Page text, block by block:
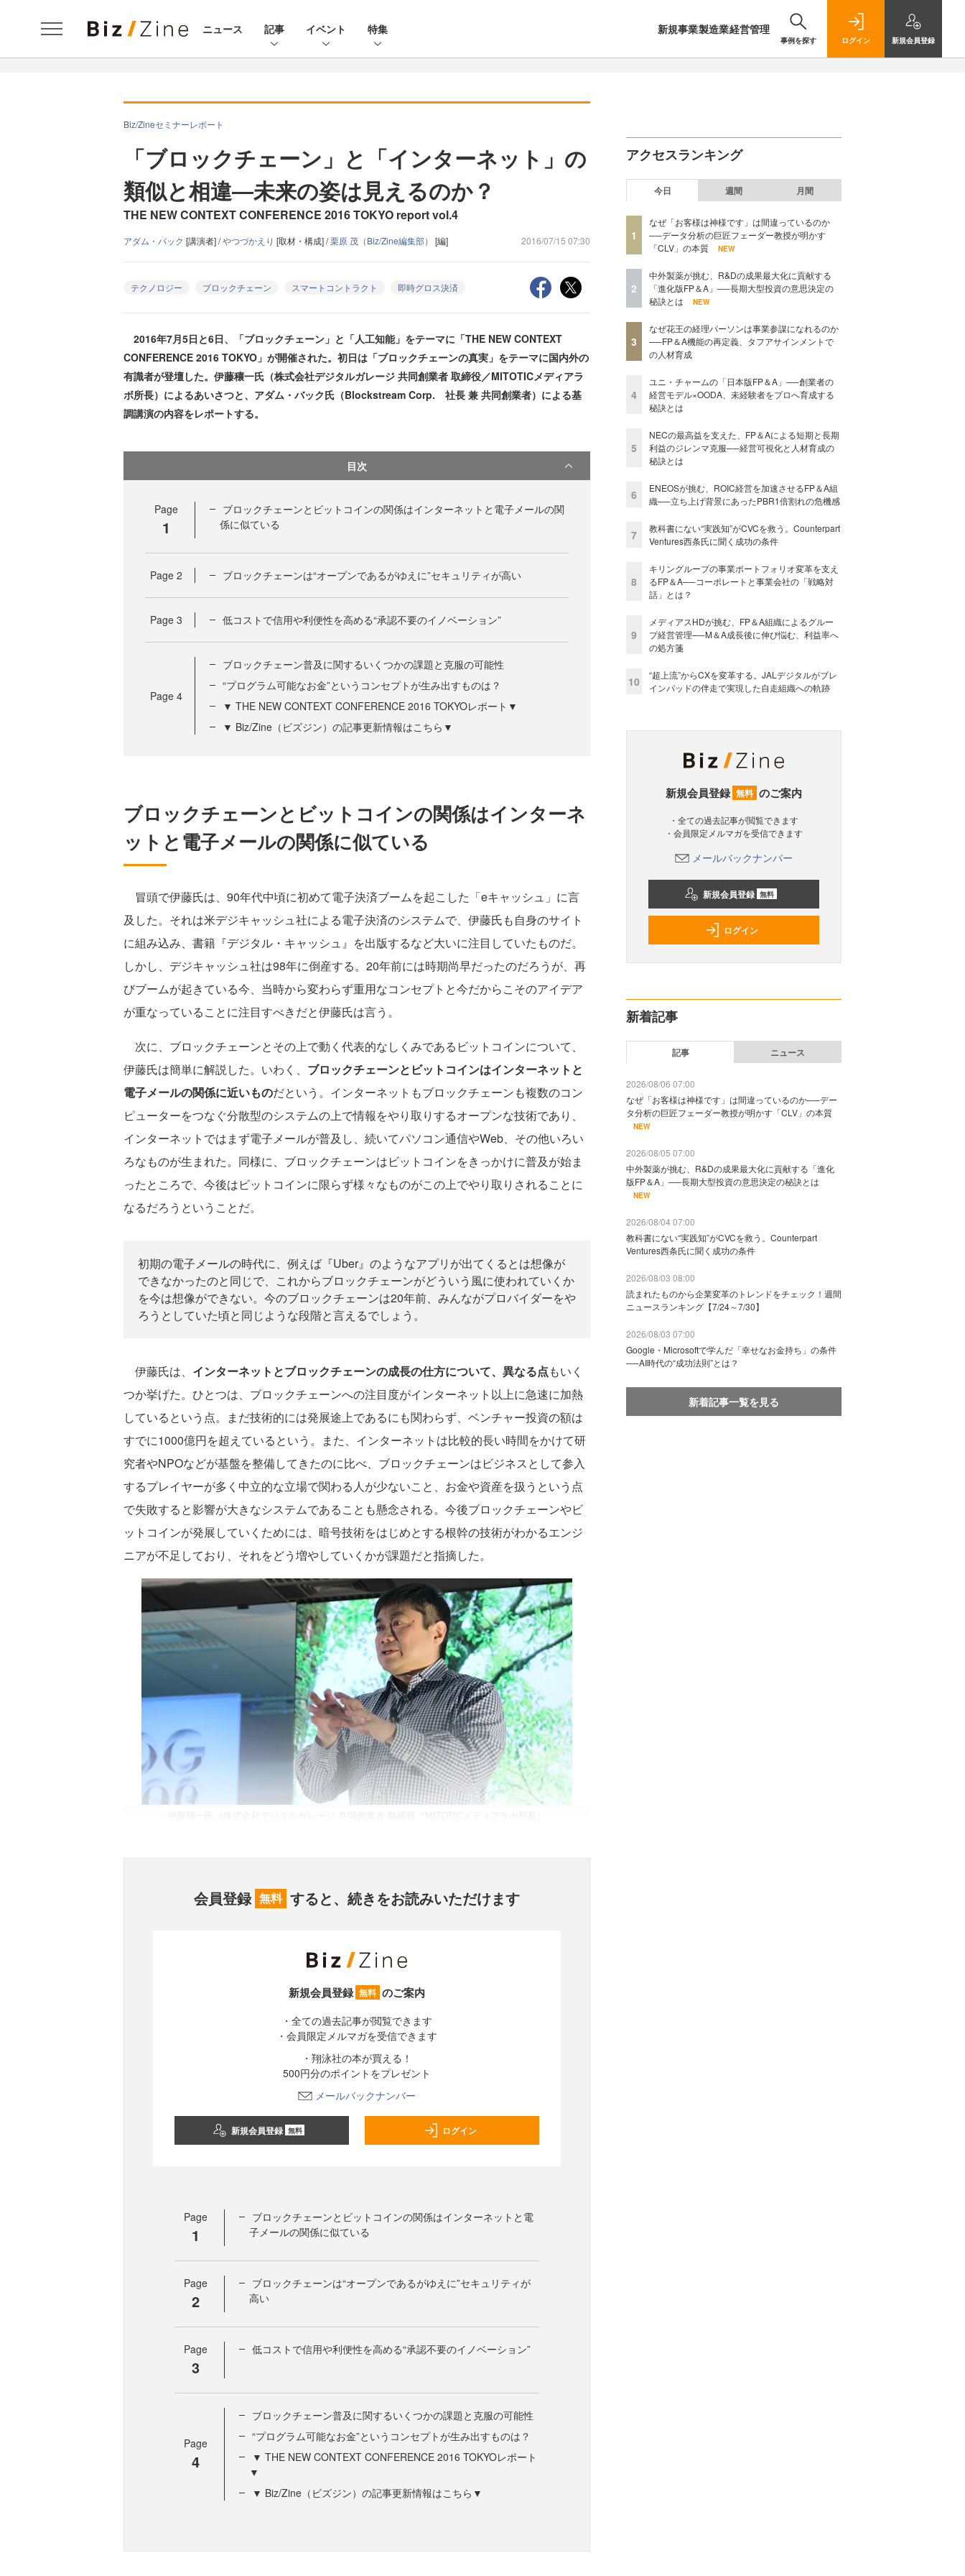
ニュース 記事 イベント 特集 新規事業製造業経営管理
事例を探す ログイン 新規会員登録
Biz/Zineセミナーレポート
「ブロックチェーン」と「インターネット」の
類似と相違―未来の姿は見えるのか？
THE NEW CONTEXT CONFERENCE 2016 TOKYO report vol.4
アダム・バック [講演者] /やつづかえり [取材・構成] /栗原 茂（Biz/Zine編集部） [編] 2016/07/15 07:30
テクノロジー ブロックチェーン スマートコントラクト 即時グロス決済
2016年7月5日と6日、「ブロックチェーン」と「人工知能」をテーマに「THE NEW CONTEXT
CONFERENCE 2016 TOKYO」が開催された。初日は「ブロックチェーンの真実」をテーマに国内外の
有識者が登壇した。伊藤穰一氏（株式会社デジタルガレージ 共同創業者 取締役／MITOTICメディアラ
ボ所長）によるあいさつと、アダム・バック氏（Blockstream Corp. 社長 兼 共同創業者）による基
調講演の内容をレポートする。
目次
Page
1
ブロックチェーンとビットコインの関係はインターネットと電子メールの関
係に似ている
Page 2 ブロックチェーンは“オープンであるがゆえに”セキュリティが高い
Page 3 低コストで信用や利便性を高める“承認不要のイノベーション”
Page 4
ブロックチェーン普及に関するいくつかの課題と克服の可能性
“プログラム可能なお金”というコンセプトが生み出すものは？
▼ THE NEW CONTEXT CONFERENCE 2016 TOKYOレポート▼
▼ Biz/Zine（ビズジン）の記事更新情報はこちら▼
ブロックチェーンとビットコインの関係はインターネ
ットと電子メールの関係に似ている
冒頭で伊藤氏は、90年代中頃に初めて電子決済ブームを起こした「eキャッシュ」に言
及した。それは米デジキャッシュ社による電子決済のシステムで、伊藤氏も自身のサイト
に組み込み、書籍『デジタル・キャッシュ』を出版するなど大いに注目していたものだ。
しかし、デジキャッシュ社は98年に倒産する。20年前には時期尚早だったのだろうが、再
びブームが起きている今、当時から変わらず重用なコンセプトと今だからこそのアイデア
が重なっていることに注目すべきだと伊藤氏は言う。
次に、ブロックチェーンとその上で動く代表的なしくみであるビットコインについて、
伊藤氏は簡単に解説した。いわく、 ブロックチェーンとビットコインはインターネットと
電子メールの関係に近いものだという。インターネットもブロックチェーンも複数のコン
ピューターをつなぐ分散型のシステムの上で情報をやり取りするオープンな技術であり、
インターネットではまず電子メールが普及し、続いてパソコン通信やWeb、その他いろい
ろなものが生まれた。同様に、ブロックチェーンはビットコインをきっかけに普及が始ま
ったところで、今後はビットコインに限らず様々なものがこの上でやり取りされることに
なるだろうということだ。
初期の電子メールの時代に、例えば『Uber』のようなアプリが出てくるとは想像が
できなかったのと同じで、これからブロックチェーンがどういう風に使われていくか
を今は想像ができない。今のブロックチェーンは20年前、みんながプロバイダーをや
ろうとしていた頃と同じような段階と言えるでしょう。
伊藤氏は、 インターネットとブロックチェーンの成長の仕方について、異なる点もいく
つか挙げた。ひとつは、ブロックチェーンへの注目度がインターネット以上に急速に加熱
しているという点。まだ技術的には発展途上であるにも関わらず、ベンチャー投資の額は
すでに1000億円を超えているという。また、インターネットは比較的長い時間をかけて研
究者やNPOなどが基盤を整備してきたのに比べ、ブロックチェーンはビジネスとして参入
するプレイヤーが多く中立的な立場で関わる人が少ないこと、お金や資産を扱うという点
で失敗すると影響が大きなシステムであることも懸念される。今後ブロックチェーンやビ
ットコインが発展していくためには、暗号技術をはじめとする根幹の技術がわかるエンジ
ニアが不足しており、それをどう増やしていくかが課題だと指摘した。
伊藤穰一氏（株式会社デジタルガレージ 共同創業者 取締役／MITOTICメディアラボ所長）
会員登録 無料 すると、続きをお読みいただけます
新規会員登録 無料 のご案内
・全ての過去記事が閲覧できます
・会員限定メルマガを受信できます
・翔泳社の本が買える！
500円分のポイントをプレゼント
メールバックナンバー
新規会員登録 無料 ログイン
Page
1
ブロックチェーンとビットコインの関係はインターネットと電
子メールの関係に似ている
Page
2
ブロックチェーンは“オープンであるがゆえに”セキュリティが
高い
Page
3
低コストで信用や利便性を高める“承認不要のイノベーション”
Page
4
ブロックチェーン普及に関するいくつかの課題と克服の可能性
“プログラム可能なお金”というコンセプトが生み出すものは？
▼ THE NEW CONTEXT CONFERENCE 2016 TOKYOレポート
▼
▼ Biz/Zine（ビズジン）の記事更新情報はこちら▼
アクセスランキング
今日 週間 月間
1
なぜ「お客様は神様です」は間違っているのか
──データ分析の巨匠フェーダー教授が明かす
「CLV」の本質
NEW
2
中外製薬が挑む、R&Dの成果最大化に貢献する
「進化版FP＆A」──長期大型投資の意思決定の
秘訣とは
NEW
3
なぜ花王の経理パーソンは事業参謀になれるのか
──FP＆A機能の再定義、タフアサインメントで
の人材育成
4
ユニ・チャームの「日本版FP＆A」──創業者の
経営モデル×OODA、未経験者をプロへ育成する
秘訣とは
5
NECの最高益を支えた、FP＆Aによる短期と長期
利益のジレンマ克服──経営可視化と人材育成の
秘訣とは
6
ENEOSが挑む、ROIC経営を加速させるFP＆A組
織──立ち上げ背景にあったPBR1倍割れの危機感
7
教科書にない“実践知”がCVCを救う。Counterpart
Ventures西条氏に聞く成功の条件
8
キリングループの事業ポートフォリオ変革を支え
るFP＆A──コーポレートと事業会社の「戦略対
話」とは？
9
メディアスHDが挑む、FP＆A組織によるグルー
プ経営管理──M＆A成長後に伸び悩む、利益率へ
の処方箋
10
“超上流”からCXを変革する。JALデジタルがブレ
インパッドの伴走で実現した自走組織への軌跡
新規会員登録 無料 のご案内
・全ての過去記事が閲覧できます
・会員限定メルマガを受信できます
メールバックナンバー
新規会員登録 無料
ログイン
新着記事
記事 ニュース
2026/08/06 07:00
なぜ「お客様は神様です」は間違っているのか──デー
タ分析の巨匠フェーダー教授が明かす「CLV」の本質
NEW
2026/08/05 07:00
中外製薬が挑む、R&Dの成果最大化に貢献する「進化
版FP＆A」──長期大型投資の意思決定の秘訣とは
NEW
2026/08/04 07:00
教科書にない“実践知”がCVCを救う。Counterpart
Ventures西条氏に聞く成功の条件
2026/08/03 08:00
読まれたものから企業変革のトレンドをチェック！週間
ニュースランキング【7/24～7/30】
2026/08/03 07:00
Google・Microsoftで学んだ「幸せなお金持ち」の条件
──AI時代の“成功法則”とは？
新着記事一覧を見る